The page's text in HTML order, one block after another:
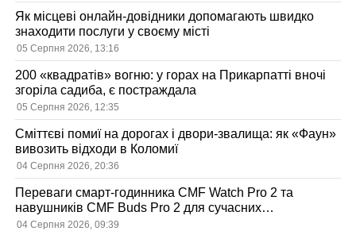
Як місцеві онлайн-довідники допомагають швидко
знаходити послуги у своєму місті
05 Серпня 2026, 13:16
200 «квадратів» вогню: у горах на Прикарпатті вночі
згоріла садиба, є постраждала
05 Серпня 2026, 12:35
Сміттєві помиї на дорогах і двори-звалища: як «Фаун»
вивозить відходи в Коломиї
04 Серпня 2026, 20:36
Переваги смарт-годинника CMF Watch Pro 2 та
навушників CMF Buds Pro 2 для сучасних
користувачів
04 Серпня 2026, 09:39